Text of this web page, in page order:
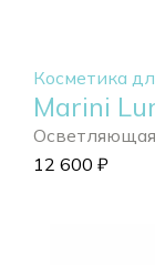
Косметика
Marini
12 600 ₽